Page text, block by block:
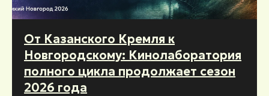
От Казанского Кремля к
Новгородскому: Кинолаборатория
полного цикла продолжает сезон
2026 года